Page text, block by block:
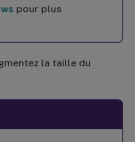
pour plus
la taille du